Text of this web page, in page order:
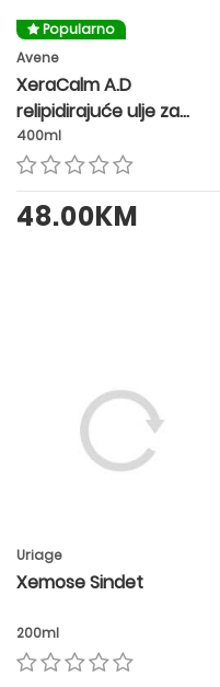
Popularno
Avene
XeraCalm A.D
relipidirajuće ulje za
čišćenje
400ml
48.00KM
Uriage
Xemose Sindet
200ml